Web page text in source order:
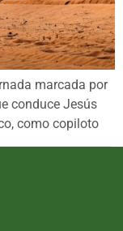
marcada por
conduce Jesús
como copiloto